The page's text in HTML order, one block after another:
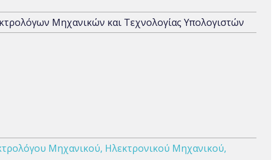
Μηχανικών και Τεχνολογίας Υπολογιστών
Μηχανικού, Ηλεκτρονικού Μηχανικού,